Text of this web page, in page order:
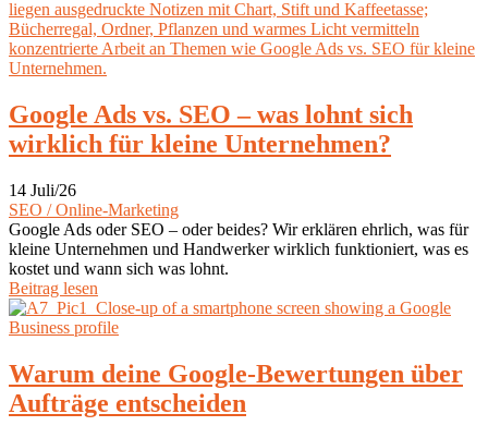
Google Ads vs. SEO – was lohnt sich
wirklich für kleine Unternehmen?
14 Juli/26
SEO / Online-Marketing
Google Ads oder SEO – oder beides? Wir erklären ehrlich, was für
kleine Unternehmen und Handwerker wirklich funktioniert, was es
kostet und wann sich was lohnt.
Beitrag lesen
Warum deine Google-Bewertungen über
Aufträge entscheiden